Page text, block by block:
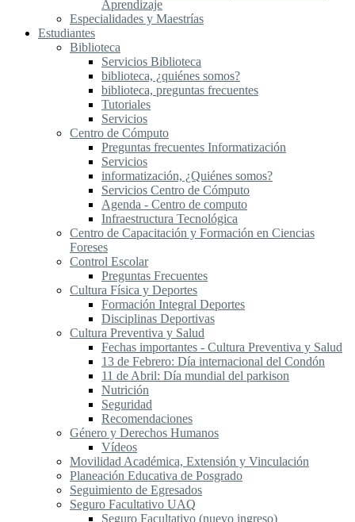
Aprendizaje
Especialidades y Maestrías
Estudiantes
Biblioteca
Servicios Biblioteca
biblioteca, ¿quiénes somos?
biblioteca, preguntas frecuentes
Tutoriales
Servicios
Centro de Cómputo
Preguntas frecuentes Informatización
Servicios
informatización, ¿Quiénes somos?
Servicios Centro de Cómputo
Agenda - Centro de computo
Infraestructura Tecnológica
Centro de Capacitación y Formación en Ciencias
Foreses
Control Escolar
Preguntas Frecuentes
Cultura Física y Deportes
Formación Integral Deportes
Disciplinas Deportivas
Cultura Preventiva y Salud
Fechas importantes - Cultura Preventiva y Salud
13 de Febrero: Día internacional del Condón
11 de Abril: Día mundial del parkison
Nutrición
Seguridad
Recomendaciones
Género y Derechos Humanos
Vídeos
Movilidad Académica, Extensión y Vinculación
Planeación Educativa de Posgrado
Seguimiento de Egresados
Seguro Facultativo UAQ
Seguro Facultativo (nuevo ingreso)